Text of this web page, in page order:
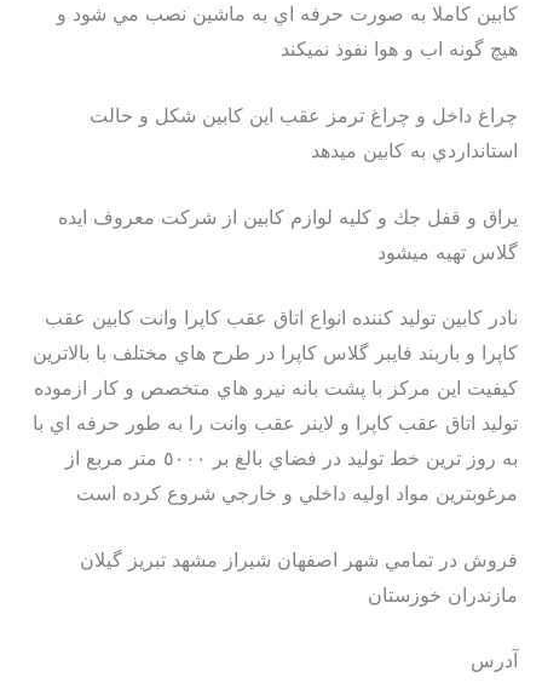
كابين كاملا به صورت حرفه اي به ماشين نصب مي شود و
هيچ گونه اب و هوا نفوذ نميكند
چراغ داخل و چراغ ترمز عقب اين كابين شكل و حالت
استانداردي به كابين ميدهد
يراق و قفل جك و كليه لوازم كابين از شركت معروف ايده
گلاس تهيه ميشود
نادر کابین توليد كننده انواع اتاق عقب كاپرا وانت كابين عقب
كاپرا و باربند فايبر گلاس كاپرا در طرح هاي مختلف با بالاترين
كيفيت اين مركز با پشت بانه نيرو هاي متخصص و كار ازموده
توليد اتاق عقب كاپرا و لاينر عقب وانت را به طور حرفه اي با
به روز ترين خط توليد در فضاي بالغ بر ٥٠٠٠ متر مربع از
مرغوبترين مواد اوليه داخلي و خارجي شروع كرده است
فروش در تمامي شهر اصفهان شيراز مشهد تبريز گيلان
مازندران خوزستان
آدرس